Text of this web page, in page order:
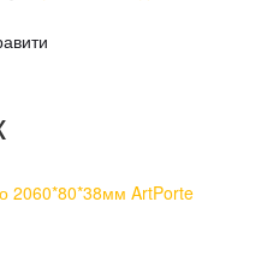
2060*80*38мм ArtPorte